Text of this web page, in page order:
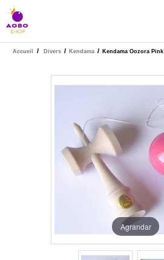
Accueil / Divers / Kendama / Kendama Oozora Pink
Agrandar